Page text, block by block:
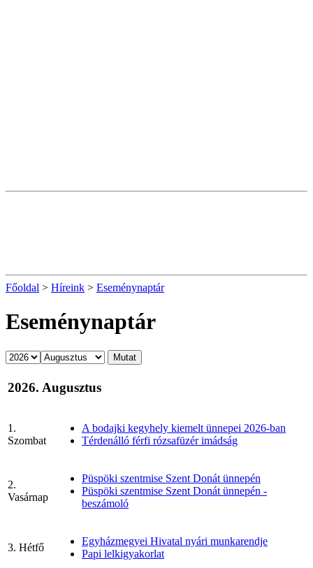
Főoldal > Híreink > Eseménynaptár
Eseménynaptár
2026. Augusztus
1.
Szombat
A bodajki kegyhely kiemelt ünnepei 2026-ban
Térdenálló férfi rózsafüzér imádság
2.
Vasárnap
Püspöki szentmise Szent Donát ünnepén
Püspöki szentmise Szent Donát ünnepén -
beszámoló
3. Hétfő
Egyházmegyei Hivatal nyári munkarendje
Papi lelkigyakorlat